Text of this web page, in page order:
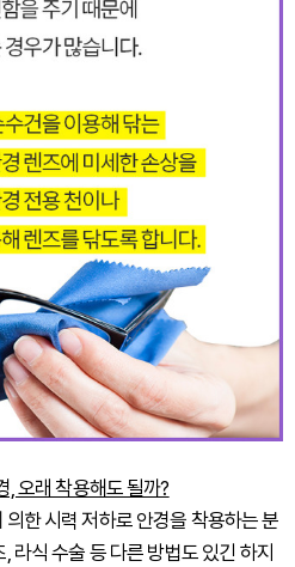
, 오래 착용해도 될까?
한 시력 저하로 안경을 착용하는 분
라식 수술 등 다른 방법도 있긴 하지